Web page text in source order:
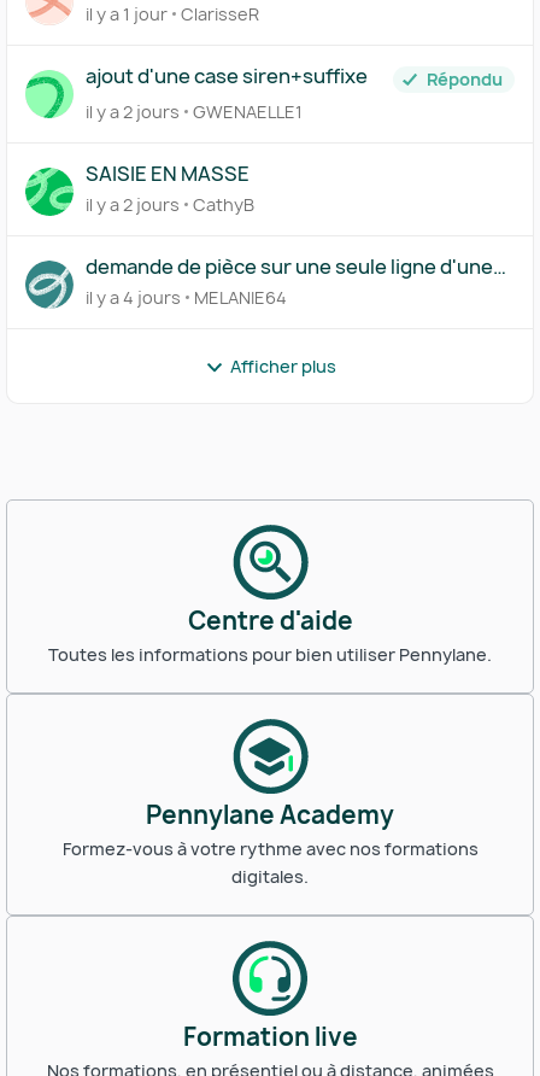
il y a 1 jour ClarisseR
ajout d'une case siren+suffixe
Répondu
il y a 2 jours
GWENAELLE1
SAISIE EN MASSE
il y a 2 jours CathyB
demande de pièce sur une seule ligne d'une
transaction
il y a 4 jours MELANIE64
Afficher plus
Centre d'aide
Toutes les informations pour bien utiliser Pennylane.
Pennylane Academy
Formez-vous à votre rythme avec nos formations
digitales.
Formation live
Nos formations, en présentiel ou à distance, animées